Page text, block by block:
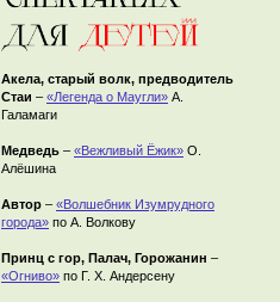
Акела, старый волк, предводитель
Стаи – «Легенда о Маугли» А.
Галамаги
Медведь – «Вежливый Ёжик» О.
Алёшина
Автор – «Волшебник Изумрудного
города» по А. Волкову
Принц с гор, Палач, Горожанин –
«Огниво» по Г. Х. Андерсену